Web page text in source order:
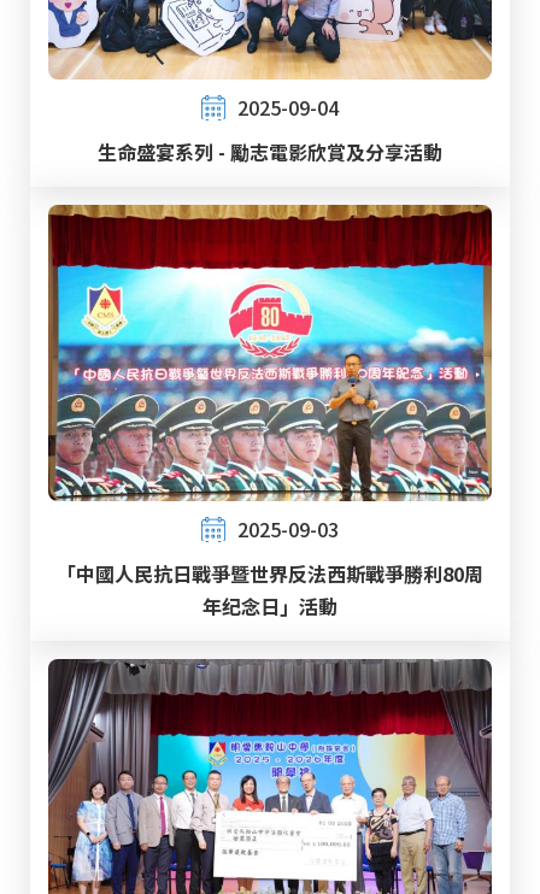
2025-09-04
生命盛宴系列 - 勵志電影欣賞及分享活動
2025-09-03
「中國人民抗日戰爭暨世界反法西斯戰爭勝利80周
年纪念日」活動